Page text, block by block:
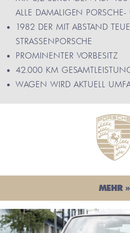
ALLE DAMALIGEN PORSCHE-
1982 DER MIT ABSTAND
STRASSENPORSCHE
PROMINENTER VORBESITZ
42.000 KM
WAGEN WIRD AKTUELL
MEHR »